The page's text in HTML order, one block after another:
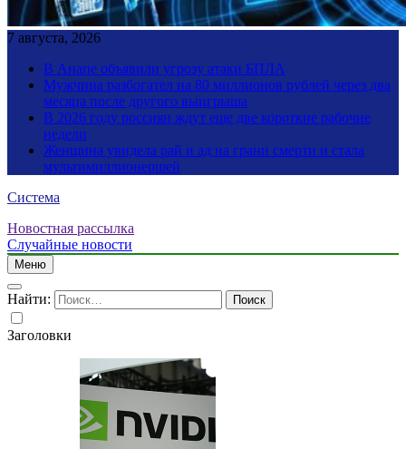
7 августа, 2026
В Анапе объявили угрозу атаки БПЛА
Мужчина разбогател на 80 миллионов рублей через два
месяца после другого выигрыша
В 2026 году россиян ждут еще две короткие рабочие
недели
Женщина увидела рай и ад на грани смерти и стала
мультимиллионершей
Система
Новостная рассылка
Случайные новости
Меню
Найти:
Заголовки